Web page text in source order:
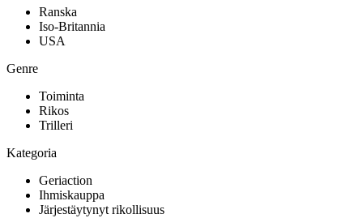
Ranska
Iso-Britannia
USA
Genre
Toiminta
Rikos
Trilleri
Kategoria
Geriaction
Ihmiskauppa
Järjestäytynyt rikollisuus